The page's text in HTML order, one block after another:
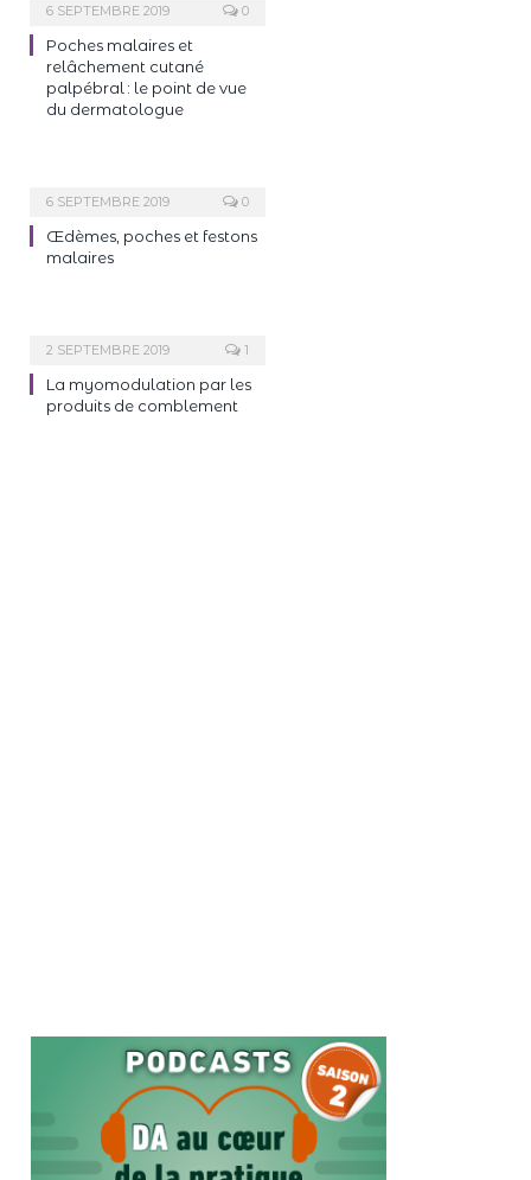
6 SEPTEMBRE 2019 0
Poches malaires et
relâchement cutané
palpébral : le point de vue
du dermatologue
6 SEPTEMBRE 2019 0
Œdèmes, poches et festons
malaires
2 SEPTEMBRE 2019 1
La myomodulation par les
produits de comblement